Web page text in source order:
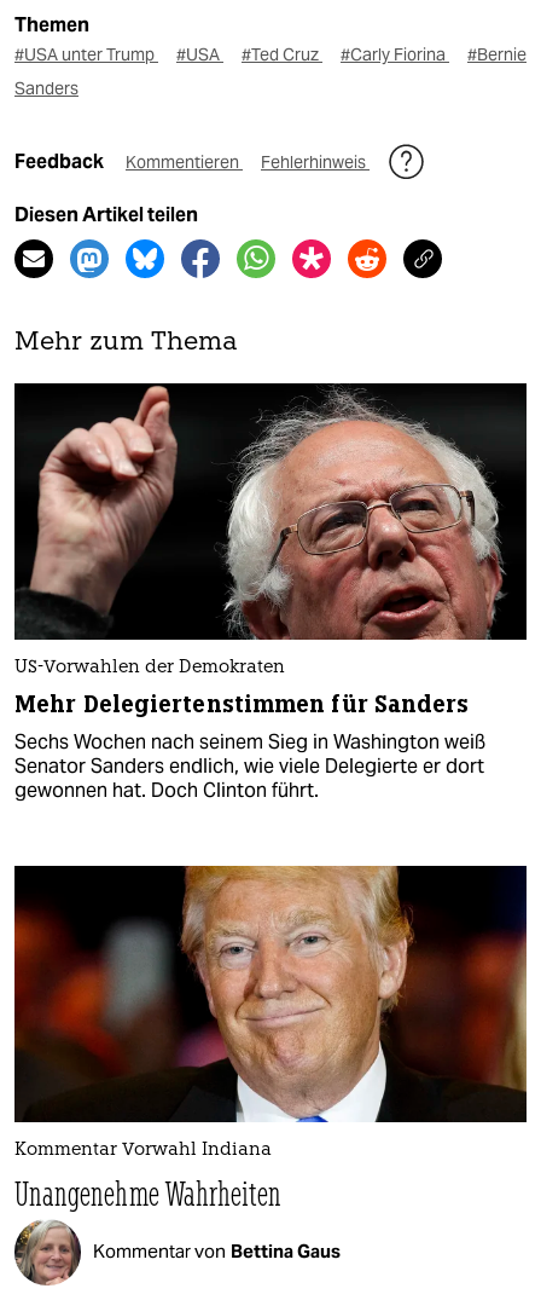
Themen
#USA unter Trump #USA #Ted Cruz #Carly Fiorina
#Bernie
Sanders
Feedback Kommentieren Fehlerhinweis
Diesen Artikel teilen
Mehr zum Thema
US-Vorwahlen der Demokraten
Mehr Delegiertenstimmen für Sanders
Sechs Wochen nach seinem Sieg in Washington weiß
Senator Sanders endlich, wie viele Delegierte er dort
gewonnen hat. Doch Clinton führt.
Kommentar Vorwahl Indiana
Unangenehme Wahrheiten
Kommentar von Bettina Gaus